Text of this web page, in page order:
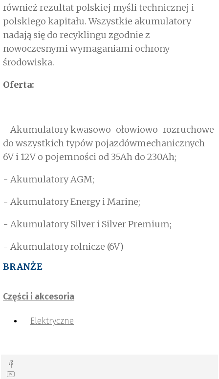
również rezultat polskiej myśli technicznej i
polskiego kapitału. Wszystkie akumulatory
nadają się do recyklingu zgodnie z
nowoczesnymi wymaganiami ochrony
środowiska.
Oferta:
- Akumulatory kwasowo-ołowiowo-rozruchowe
do wszystkich typów pojazdówmechanicznych
6V i 12V o pojemności od 35Ah do 230Ah;
- Akumulatory AGM;
- Akumulatory Energy i Marine;
- Akumulatory Silver i Silver Premium;
- Akumulatory rolnicze (6V)
BRANŻE
Części i akcesoria
Elektryczne